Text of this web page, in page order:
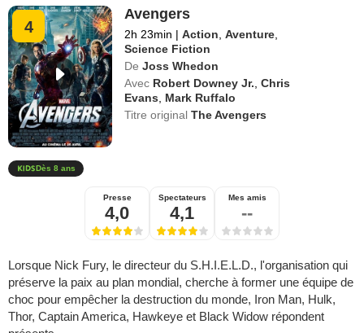
4
Avengers
2h 23min | Action ,Aventure
Science Fiction
De Joss Whedon
Avec Robert Downey Jr. ,Chris
Evans
Mark Ruffalo
Titre originalThe Avengers
Dès 8 ans
Presse
4,0
Spectateurs
4,1
Mes amis
--
Lorsque Nick Fury, le directeur du S.H.I.E.L.D., l'organisation qui
préserve la paix au plan mondial, cherche à former une équipe de
choc pour empêcher la destruction du monde, Iron Man, Hulk,
Thor, Captain America, Hawkeye et Black Widow répondent